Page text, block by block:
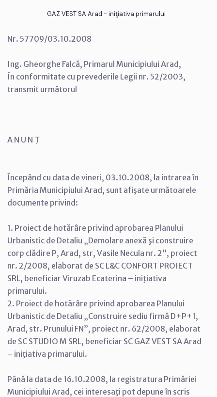
GAZ VEST SA Arad - iniţiativa primarului
Nr. 57709/03.10.2008
Ing. Gheorghe Falcă, Primarul Municipiului Arad,
În conformitate cu prevederile Legii nr. 52/2003,
transmit următorul
A N U N Ţ
Începând cu data de vineri, 03.10.2008, la intrarea în
Primăria Municipiului Arad, sunt afişate următoarele
documente privind:
1. Proiect de hotărâre privind aprobarea Planului
Urbanistic de Detaliu „Demolare anexă şi construire
corp clădire P, Arad, str, Vasile Necula nr. 2”, proiect
nr. 2/2008, elaborat de SC L&C CONFORT PROIECT
SRL, beneficiar Viruzab Ecaterina – iniţiativa
primarului.
2. Proiect de hotărâre privind aprobarea Planului
Urbanistic de Detaliu „Construire sediu firmă D+P+1,
Arad, str. Prunului FN”, proiect nr. 62/2008, elaborat
de SC STUDIO M SRL, beneficiar SC GAZ VEST SA Arad
– iniţiativa primarului.
Până la data de 16.10.2008, la registratura Primăriei
Municipiului Arad, cei interesaţi pot depune în scris